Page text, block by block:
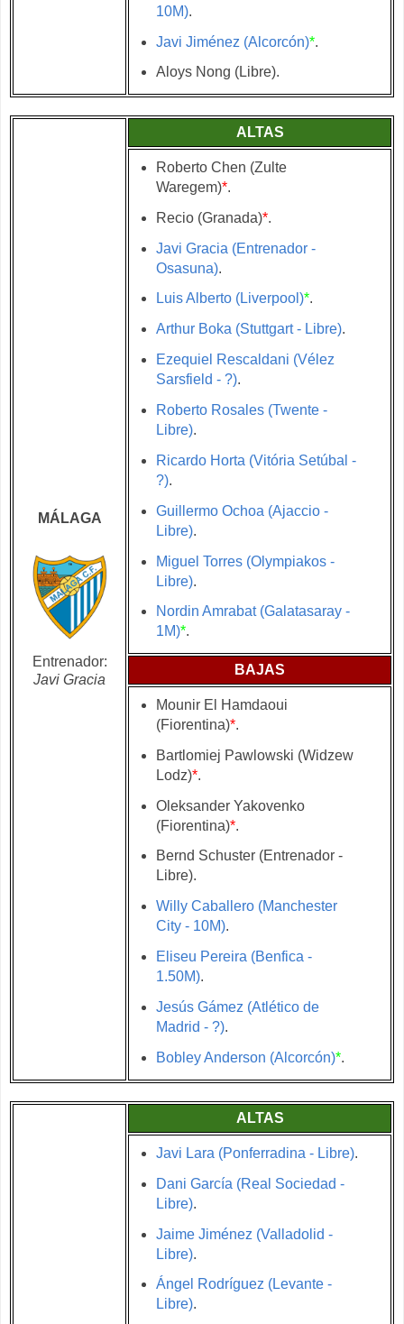
10M).
Javi Jiménez (Alcorcón)*.
Aloys Nong (Libre).
MÁLAGA
Entrenador:
Javi Gracia
ALTAS
Roberto Chen (Zulte
Waregem)*.
Recio (Granada)*.
Javi Gracia (Entrenador -
Osasuna).
Luis Alberto (Liverpool)*.
Arthur Boka (Stuttgart - Libre).
Ezequiel Rescaldani (Vélez
Sarsfield - ?).
Roberto Rosales (Twente -
Libre).
Ricardo Horta (Vitória Setúbal -
?).
Guillermo Ochoa (Ajaccio -
Libre).
Miguel Torres (Olympiakos -
Libre).
Nordin Amrabat (Galatasaray -
1M)*.
BAJAS
Mounir El Hamdaoui
(Fiorentina)*.
Bartlomiej Pawlowski (Widzew
Lodz)*.
Oleksander Yakovenko
(Fiorentina)*.
Bernd Schuster (Entrenador -
Libre).
Willy Caballero (Manchester
City - 10M).
Eliseu Pereira (Benfica -
1.50M).
Jesús Gámez (Atlético de
Madrid - ?).
Bobley Anderson (Alcorcón)*.
ALTAS
Javi Lara (Ponferradina - Libre).
Dani García (Real Sociedad -
Libre).
Jaime Jiménez (Valladolid -
Libre).
Ángel Rodríguez (Levante -
Libre).